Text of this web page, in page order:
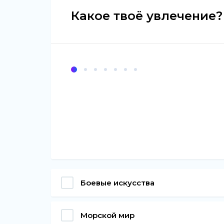
Какое твоё увлечение?
Боевые искусства
Морской мир